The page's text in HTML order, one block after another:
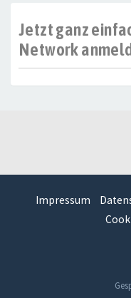
Jetzt ganz
Network
Impressum